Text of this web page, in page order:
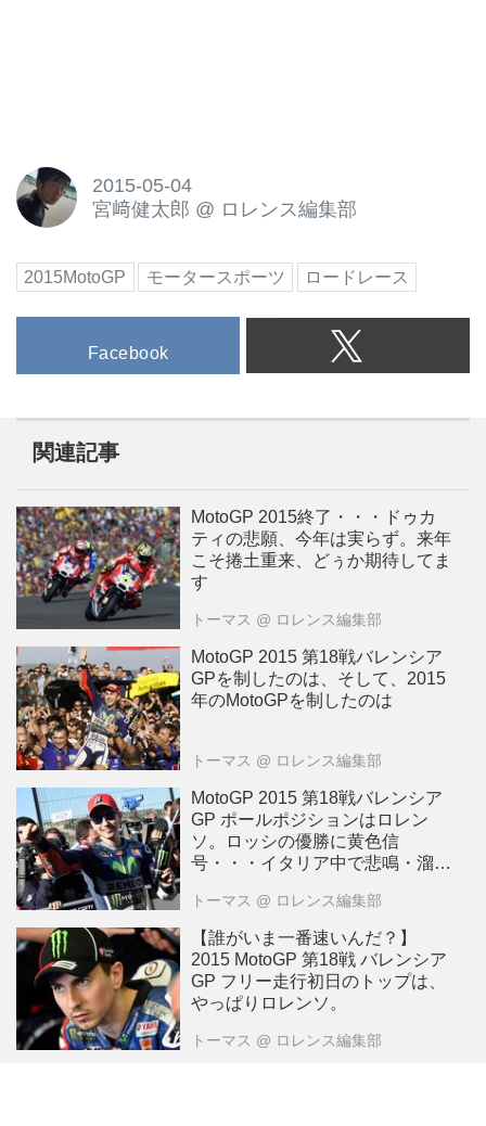
2015-05-04
宮﨑健太郎 @ ロレンス編集部
2015MotoGP モータースポーツ ロードレース
Facebook
関連記事
MotoGP 2015終了・・・ドゥカ
ティの悲願、今年は実らず。来年
こそ捲土重来、どぅか期待してま
す
トーマス @ ロレンス編集部
MotoGP 2015 第18戦バレンシア
GPを制したのは、そして、2015
年のMotoGPを制したのは
トーマス @ ロレンス編集部
MotoGP 2015 第18戦バレンシア
GP ポールポジションはロレン
ソ。ロッシの優勝に黄色信
号・・・イタリア中で悲鳴・溜
トーマス @ ロレンス編集部
【誰がいま一番速いんだ？】
2015 MotoGP 第18戦 バレンシア
GP フリー走行初日のトップは、
やっぱりロレンソ。
トーマス @ ロレンス編集部